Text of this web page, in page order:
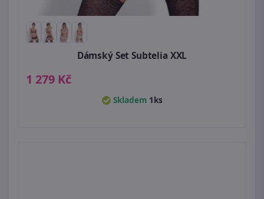
Dámský Set Subtelia XXL
1 279 Kč
Skladem 1ks